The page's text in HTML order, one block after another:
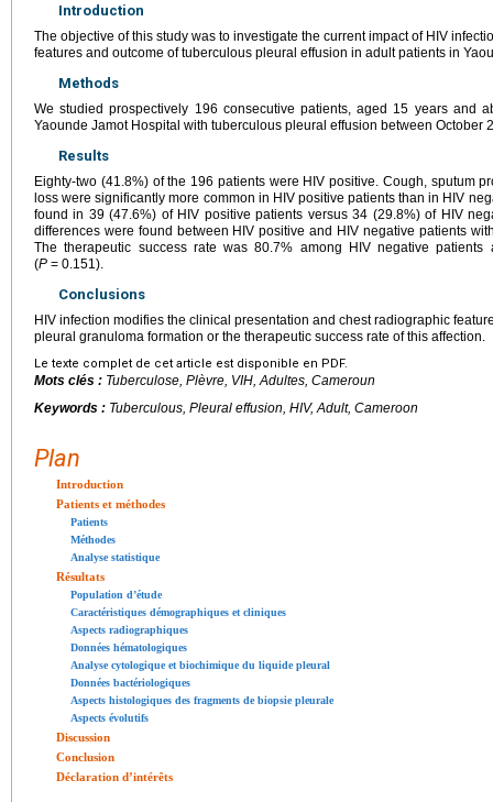
Introduction
The objective of this study was to investigate the current impact of HIV
features and outcome of tuberculous pleural effusion in adult patients in
Methods
We studied prospectively 196 consecutive patients, aged 15 years and
Yaounde Jamot Hospital with tuberculous pleural effusion between October
Results
Eighty-two (41.8%) of the 196 patients were HIV positive. Cough, sputum
loss were significantly more common in HIV positive patients than in HIV
found in 39 (47.6%) of HIV positive patients versus 34 (29.8%) of HIV
differences were found between HIV positive and HIV negative patients
The therapeutic success rate was 80.7% among HIV negative
(P = 0.151).
Conclusions
HIV infection modifies the clinical presentation and chest radiographic
pleural granuloma formation or the therapeutic success rate of this affection.
Le texte complet de cet article est disponible en PDF.
Mots clés : Tuberculose, Plèvre, VIH, Adultes, Cameroun
Keywords : Tuberculous, Pleural effusion, HIV, Adult, Cameroon
Plan
Introduction
Patients et méthodes
Patients
Méthodes
Analyse statistique
Résultats
Population d’étude
Caractéristiques démographiques et cliniques
Aspects radiographiques
Données hématologiques
Analyse cytologique et biochimique du liquide pleural
Données bactériologiques
Aspects histologiques des fragments de biopsie pleurale
Aspects évolutifs
Discussion
Conclusion
Déclaration d’intérêts